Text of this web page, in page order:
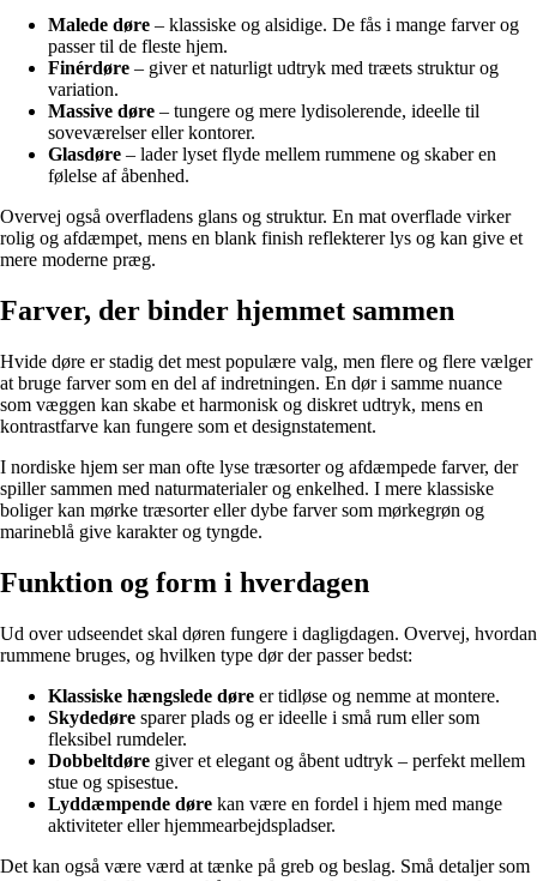
Malede døre – klassiske og alsidige. De fås i mange farver og
passer til de fleste hjem.
Finérdøre – giver et naturligt udtryk med træets struktur og
variation.
Massive døre – tungere og mere lydisolerende, ideelle til
soveværelser eller kontorer.
Glasdøre – lader lyset flyde mellem rummene og skaber en
følelse af åbenhed.
Overvej også overfladens glans og struktur. En mat overflade virker
rolig og afdæmpet, mens en blank finish reflekterer lys og kan give et
mere moderne præg.
Farver, der binder hjemmet sammen
Hvide døre er stadig det mest populære valg, men flere og flere vælger
at bruge farver som en del af indretningen. En dør i samme nuance
som væggen kan skabe et harmonisk og diskret udtryk, mens en
kontrastfarve kan fungere som et designstatement.
I nordiske hjem ser man ofte lyse træsorter og afdæmpede farver, der
spiller sammen med naturmaterialer og enkelhed. I mere klassiske
boliger kan mørke træsorter eller dybe farver som mørkegrøn og
marineblå give karakter og tyngde.
Funktion og form i hverdagen
Ud over udseendet skal døren fungere i dagligdagen. Overvej, hvordan
rummene bruges, og hvilken type dør der passer bedst:
Klassiske hængslede døre er tidløse og nemme at montere.
Skydedøre sparer plads og er ideelle i små rum eller som
fleksibel rumdeler.
Dobbeltdøre giver et elegant og åbent udtryk – perfekt mellem
stue og spisestue.
Lyddæmpende døre kan være en fordel i hjem med mange
aktiviteter eller hjemmearbejdspladser.
Det kan også være værd at tænke på greb og beslag. Små detaljer som